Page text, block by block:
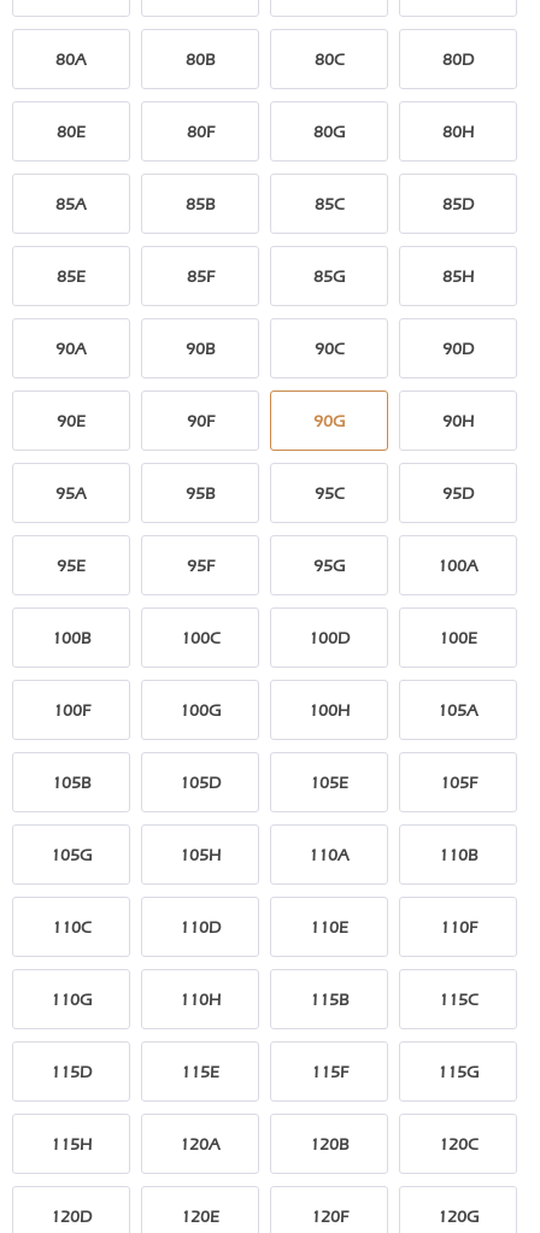
80A 80B 80C 80D
80E 80F 80G 80H
85A 85B 85C 85D
85E 85F 85G 85H
90A 90B 90C 90D
90E 90F 90G 90H
95A 95B 95C 95D
95E 95F 95G 100A
100B 100C 100D 100E
100F 100G 100H 105A
105B 105D 105E 105F
105G 105H 110A 110B
110C 110D 110E 110F
110G 110H 115B 115C
115D 115E 115F 115G
115H 120A 120B 120C
120D 120E 120F 120G